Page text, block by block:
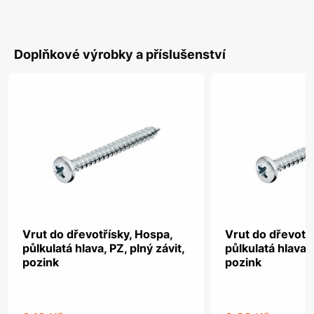
Doplňkové výrobky a příslušenství
Vrut do dřevotřísky, Hospa,
půlkulatá hlava, PZ, plný závit,
pozink
Vrut do
půlkulatá hlava,
pozink